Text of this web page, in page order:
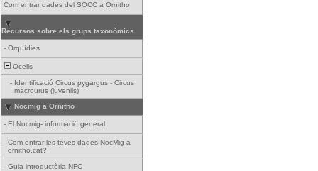
Com entrar dades del SOCC a Ornitho
Recursos sobre els grups taxonòmics
- Orquídies
Ocells
- Identificació Circus pygargus - Circus
macrourus (juvenils)
Nocmig a Ornitho
- El Nocmig- informació general
- Com entrar les teves dades NocMig a
ornitho.cat?
- Guia introductòria NFC